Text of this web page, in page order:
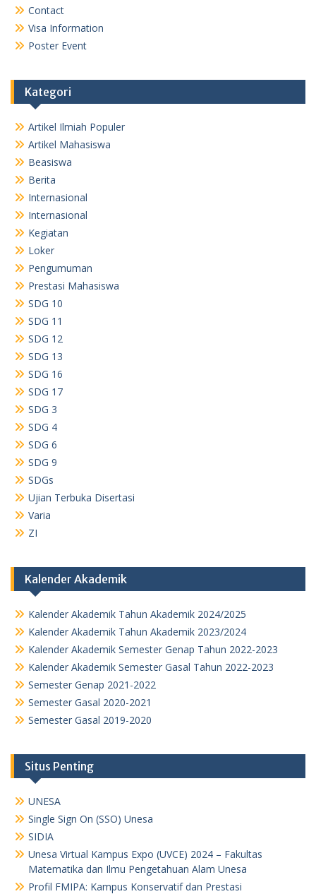
Contact
Visa Information
Poster Event
Kategori
Artikel Ilmiah Populer
Artikel Mahasiswa
Beasiswa
Berita
Internasional
Internasional
Kegiatan
Loker
Pengumuman
Prestasi Mahasiswa
SDG 10
SDG 11
SDG 12
SDG 13
SDG 16
SDG 17
SDG 3
SDG 4
SDG 6
SDG 9
SDGs
Ujian Terbuka Disertasi
Varia
ZI
Kalender Akademik
Kalender Akademik Tahun Akademik 2024/2025
Kalender Akademik Tahun Akademik 2023/2024
Kalender Akademik Semester Genap Tahun 2022-2023
Kalender Akademik Semester Gasal Tahun 2022-2023
Semester Genap 2021-2022
Semester Gasal 2020-2021
Semester Gasal 2019-2020
Situs Penting
UNESA
Single Sign On (SSO) Unesa
SIDIA
Unesa Virtual Kampus Expo (UVCE) 2024 – Fakultas
Matematika dan Ilmu Pengetahuan Alam Unesa
Profil FMIPA: Kampus Konservatif dan Prestasi